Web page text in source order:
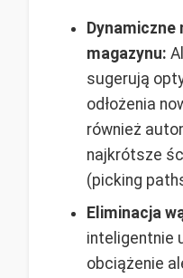
magazynu:
sugerują
odłożenia
również
najkrótsze
(picking
Eliminacja
inteligentnie
obciążenie